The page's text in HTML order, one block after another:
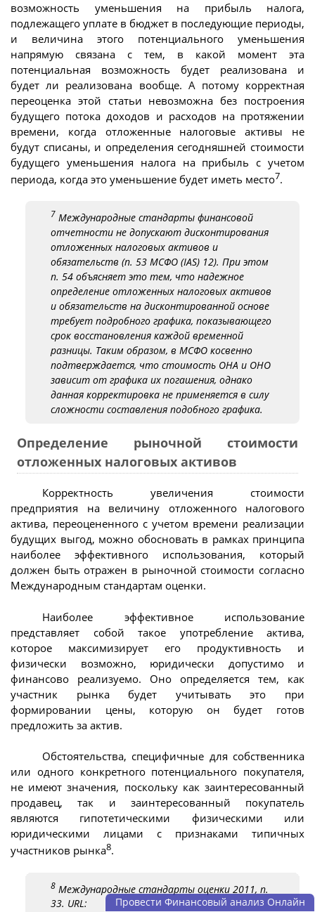
возможность уменьшения на прибыль налога,
подлежащего уплате в бюджет в последующие периоды,
и величина этого потенциального уменьшения
напрямую связана с тем, в какой момент эта
потенциальная возможность будет реализована и
будет ли реализована вообще. А потому корректная
переоценка этой статьи невозможна без построения
будущего потока доходов и расходов на протяжении
времени, когда отложенные налоговые активы не
будут списаны, и определения сегодняшней стоимости
будущего уменьшения налога на прибыль с учетом
периода, когда это уменьшение будет иметь место7.
7 Международные стандарты финансовой
отчетности не допускают дисконтирования
отложенных налоговых активов и
обязательств (п. 53 МСФО (IAS) 12). При этом
п. 54 объясняет это тем, что надежное
определение отложенных налоговых активов
и обязательств на дисконтированной основе
требует подробного графика, показывающего
срок восстановления каждой временной
разницы. Таким образом, в МСФО косвенно
подтверждается, что стоимость ОНА и ОНО
зависит от графика их погашения, однако
данная корректировка не применяется в силу
сложности составления подобного графика.
Определение рыночной стоимости
отложенных налоговых активов
Корректность увеличения стоимости
предприятия на величину отложенного налогового
актива, переоцененного с учетом времени реализации
будущих выгод, можно обосновать в рамках принципа
наиболее эффективного использования, который
должен быть отражен в рыночной стоимости согласно
Международным стандартам оценки.
Наиболее эффективное использование
представляет собой такое употребление актива,
которое максимизирует его продуктивность и
физически возможно, юридически допустимо и
финансово реализуемо. Оно определяется тем, как
участник рынка будет учитывать это при
формировании цены, которую он будет готов
предложить за актив.
Обстоятельства, специфичные для собственника
или одного конкретного потенциального покупателя,
не имеют значения, поскольку как заинтересованный
продавец, так и заинтересованный покупатель
являются гипотетическими физическими или
юридическими лицами с признаками типичных
участников рынка8.
8 Международные стандарты оценки 2011, п.
33. URL:
Провести Финансовый анализ Онлайн